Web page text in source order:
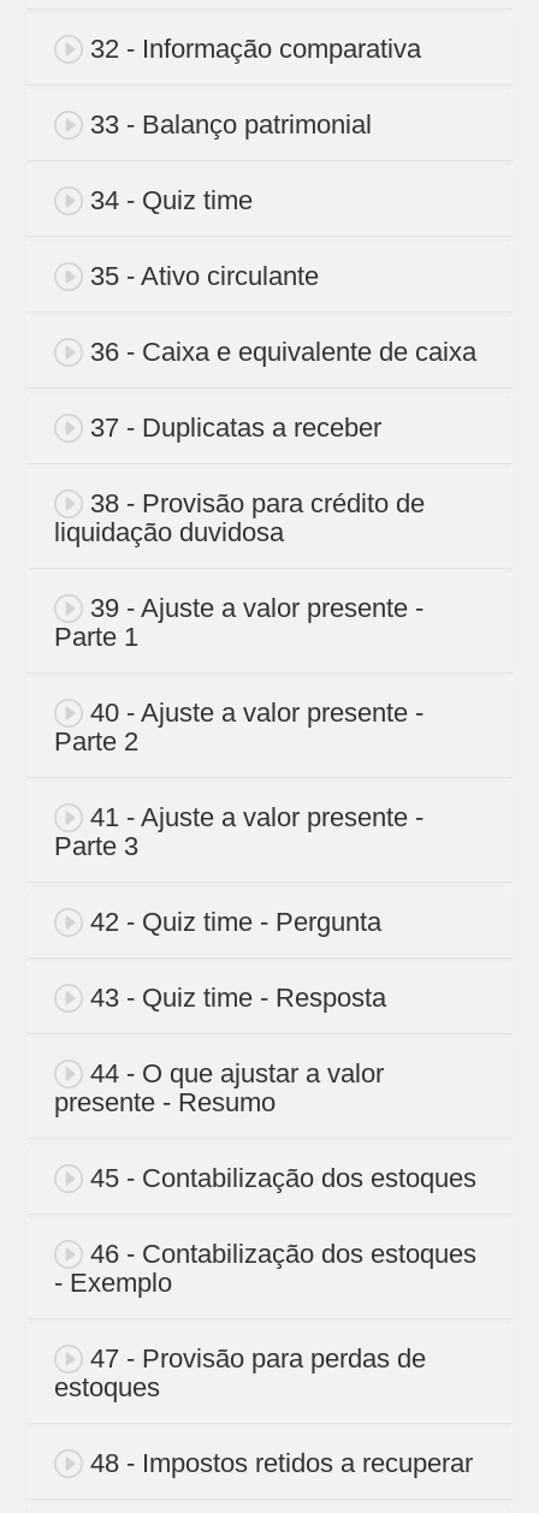
32 - Informação comparativa
33 - Balanço patrimonial
34 - Quiz time
35 - Ativo circulante
36 - Caixa e equivalente de caixa
37 - Duplicatas a receber
38 - Provisão para crédito de
liquidação duvidosa
39 - Ajuste a valor presente -
Parte 1
40 - Ajuste a valor presente -
Parte 2
41 - Ajuste a valor presente -
Parte 3
42 - Quiz time - Pergunta
43 - Quiz time - Resposta
44 - O que ajustar a valor
presente - Resumo
45 - Contabilização dos estoques
46 - Contabilização dos estoques
- Exemplo
47 - Provisão para perdas de
estoques
48 - Impostos retidos a recuperar